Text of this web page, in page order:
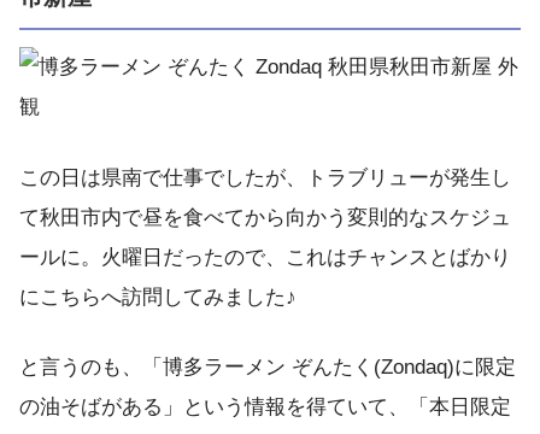
この日は県南で仕事でしたが、トラブリューが発生し
て秋田市内で昼を食べてから向かう変則的なスケジュ
ールに。火曜日だったので、これはチャンスとばかり
にこちらへ訪問してみました♪
と言うのも、「博多ラーメン ぞんたく(Zondaq)に限定
の油そばがある」という情報を得ていて、「本日限定